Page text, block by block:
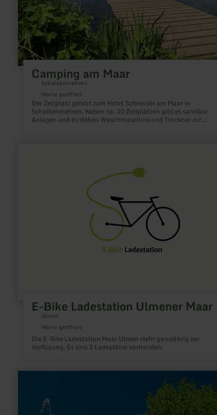
Camping am Maar
Schalkenmehren
Heute geöffnet
Der Zeltplatz gehört zum Hotel Schneider am Maar in
Schalkenmehren. Neben ca. 10 Zeltplätzen gibt es sanitäre
Anlagen und es stehen Waschmaschine und Trockner zur
E-Bike Ladestation Ulmener Maar
Ulmen
Heute geöffnet
Die E-Bike Ladestation Maar Ulmen steht ganzjährig zur
Verfügung. Es sind 2 Ladeplätze vorhanden.
Wohnmobilstellplatz
Bertrich